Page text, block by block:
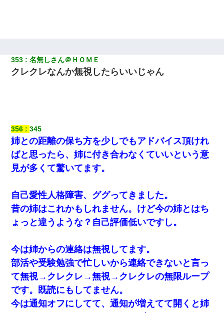
353 名無しさん＠ＨＯＭＥ
クレクレなんか無視したらいいじゃん
356 345
姉との距離の保ち方を少しでもアドバイス頂けれ
ばと思ったら、姉に付き合わなくていいという意
見が多くて驚いてます。
自己愛性人格障害、ググってきました。
昔の姉はこれかもしれません。けど今の姉とはち
ょっと違うような？自己評価低いですし。
今は姉からの連絡は無視してます。
部活や受験勉強で忙しいから連絡できないと言っ
て無視→クレクレ→無視→クレクレの無限ループ
です。既読にもしてません。
今は通知オフにしてて、通知が増えてて開くと姉